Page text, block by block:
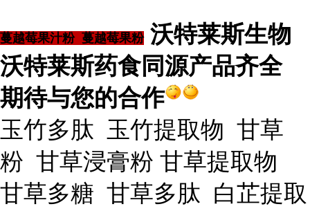
蔓越莓果汁粉 蔓越莓果粉沃特莱斯生物
沃特莱斯药食同源产品齐全
期待与您的合作
玉竹多肽 玉竹提取物 甘草
粉 甘草浸膏粉 甘草提取物
甘草多糖 甘草多肽 白芷提取